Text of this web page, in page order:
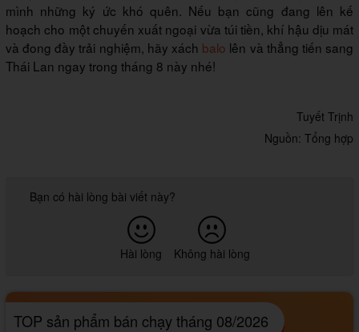
mình những ký ức khó quên. Nếu bạn cũng đang lên kế
hoạch cho một chuyến xuất ngoại vừa túi tiền, khí hậu dịu mát
và đong đầy trải nghiệm, hãy xách balo lên và thẳng tiến sang
Thái Lan ngay trong tháng 8 này nhé!
Tuyết Trịnh
Nguồn: Tổng hợp
Bạn có hài lòng bài viết này?
Hài lòng Không hài lòng
TOP sản phẩm bán chạy tháng 08/2026